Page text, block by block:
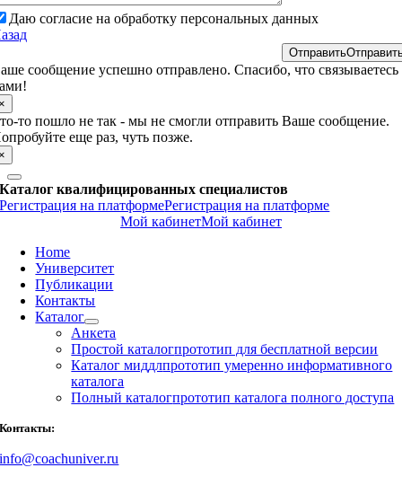
Даю согласие на обработку персональных данных
Отправить
сообщение успешно отправлено. Спасибо, что связываетесь
то пошло не так - мы не смогли отправить Ваше сообщение.
еще раз, чуть позже.
Каталог квалифицированных специалистов
Регистрация на платформеРегистрация на платформе
Мой кабинетМой кабинет
Home
Университет
Публикации
Контакты
Каталог
Анкета
Простой каталогпрототип для бесплатной версии
Каталог миддлпрототип умеренно информативного
каталога
Полный каталогпрототип каталога полного доступа
Контакты:
info@coachuniver.ru